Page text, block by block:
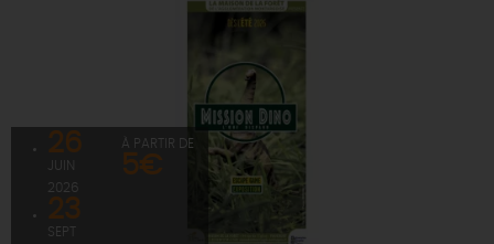
26
2026
23
SEPT
À PARTIR DE
5€